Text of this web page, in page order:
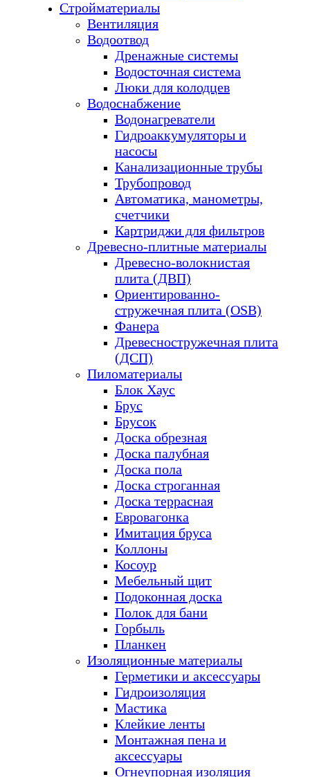
Стройматериалы
Вентиляция
Водоотвод
Дренажные системы
Водосточная система
Люки для колодцев
Водоснабжение
Водонагреватели
Гидроаккумуляторы и
насосы
Канализационные трубы
Трубопровод
Автоматика, манометры,
счетчики
Картриджи для фильтров
Древесно-плитные материалы
Древесно-волокнистая
плита (ДВП)
Ориентированно-
стружечная плита (OSB)
Фанера
Древесностружечная плита
(ДСП)
Пиломатериалы
Блок Хаус
Брус
Брусок
Доска обрезная
Доска палубная
Доска пола
Доска строганная
Доска террасная
Евровагонка
Имитация бруса
Коллоны
Косоур
Мебельный щит
Подоконная доска
Полок для бани
Горбыль
Планкен
Изоляционные материалы
Герметики и аксессуары
Гидроизоляция
Мастика
Клейкие ленты
Монтажная пена и
аксессуары
Огнеупорная изоляция